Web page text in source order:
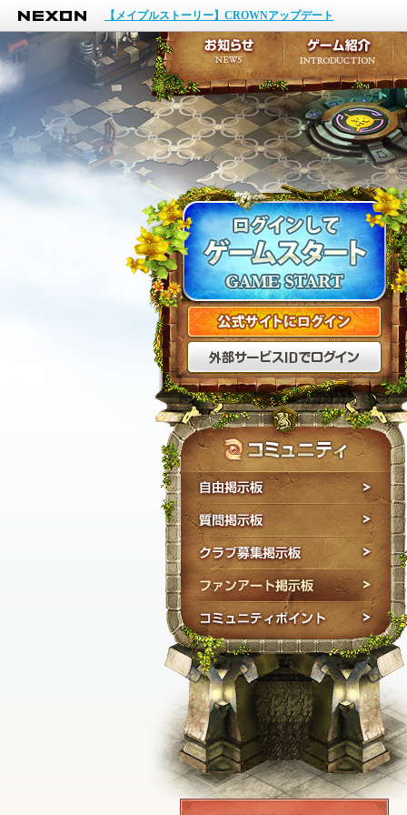
NEXON
【メイプルストーリー】CROWNアップデート
エルフィ
お知らせ
イベント
アップデート
メンテナンス